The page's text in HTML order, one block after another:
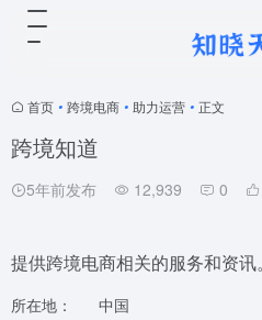
首页 • 跨境电商 • 助力运营 • 正文
跨境知道
5年前发布 12,939 0
提供跨境电商相关的服务和资讯。
所在地：
中国